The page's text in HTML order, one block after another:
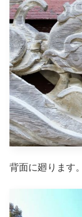
背面に廻ります。